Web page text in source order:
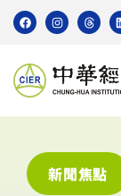
新聞焦點